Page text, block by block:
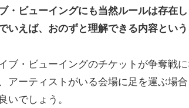
・ビューイングにも当然ルールは存在
いえば、おのずと理解できる内容とい
ブ・ビューイングのチケットが争奪戦
アーティストがいる会場に足を運ぶ場
いでしょう。